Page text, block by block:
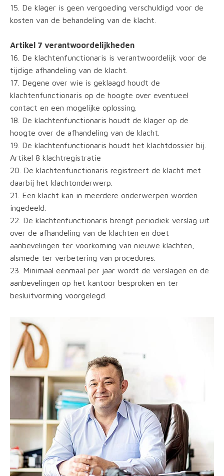
15. De klager is geen vergoeding verschuldigd voor de
kosten van de behandeling van de klacht.
Artikel 7 verantwoordelijkheden
16. De klachtenfunctionaris is verantwoordelijk voor de
tijdige afhandeling van de klacht.
17. Degene over wie is geklaagd houdt de
klachtenfunctionaris op de hoogte over eventueel
contact en een mogelijke oplossing.
18. De klachtenfunctionaris houdt de klager op de
hoogte over de afhandeling van de klacht.
19. De klachtenfunctionaris houdt het klachtdossier bij.
Artikel 8 klachtregistratie
20. De klachtenfunctionaris registreert de klacht met
daarbij het klachtonderwerp.
21. Een klacht kan in meerdere onderwerpen worden
ingedeeld.
22. De klachtenfunctionaris brengt periodiek verslag uit
over de afhandeling van de klachten en doet
aanbevelingen ter voorkoming van nieuwe klachten,
alsmede ter verbetering van procedures.
23. Minimaal eenmaal per jaar wordt de verslagen en de
aanbevelingen op het kantoor besproken en ter
besluitvorming voorgelegd.